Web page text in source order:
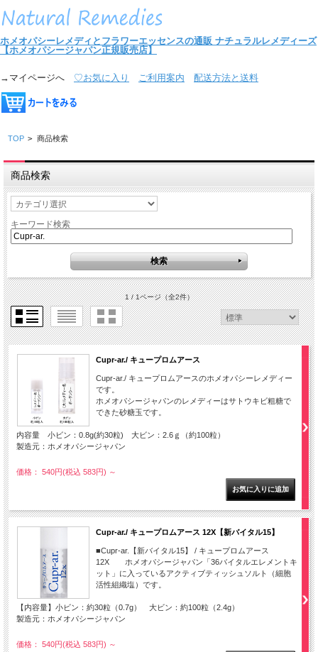
ホメオパシーレメディとフラワーエッセンスの通販 ナチュラルレメディーズ
【ホメオパシージャパン正規販売店】
→マイページへ ♡お気に入り ご利用案内 配送方法と送料
TOP > 商品検索
商品検索
キーワード検索
1 / 1ページ（全2件）
Cupr-ar./ キュープロムアース
Cupr-ar./ キュープロムアースのホメオパシーレメディー
です。
ホメオパシージャパンのレメディーはサトウキビ粗糖で
できた砂糖玉です。
内容量 小ビン：0.8g(約30粒) 大ビン：2.6ｇ（約100粒）
製造元：ホメオパシージャパン
価格： 540円(税込 583円) ～
Cupr-ar./ キュープロムアース 12X【新バイタル15】
■Cupr-ar.【新バイタル15】 / キュープロムアース
12X ホメオパシージャパン「36バイタルエレメントキ
ット」に入っているアクティブティッシュソルト（細胞
活性組織塩）です。
【内容量】小ビン：約30粒（0.7g） 大ビン：約100粒（2.4g）
製造元：ホメオパシージャパン
価格： 540円(税込 583円) ～